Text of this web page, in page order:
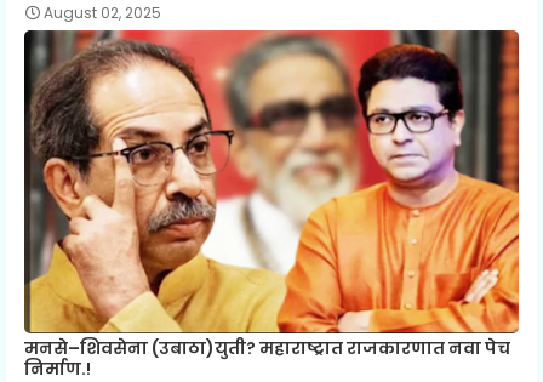
August 02, 2025
मनसे–शिवसेना (उबाठा)युती? महाराष्ट्रात राजकारणात नवा पेच
निर्माण.!